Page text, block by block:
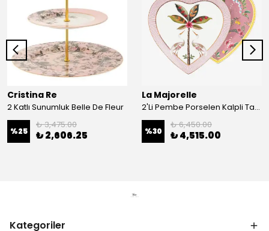
Cristina Re
2 Katlı Sunumluk Belle De Fleur
%25
₺ 3,475.00
₺ 2,606.25
La Majorelle
2'Li Pembe Porselen Kalpli Tabak 21,5 Cm La Majorelle
%30
₺ 6,450.00
₺ 4,515.00
Kategoriler